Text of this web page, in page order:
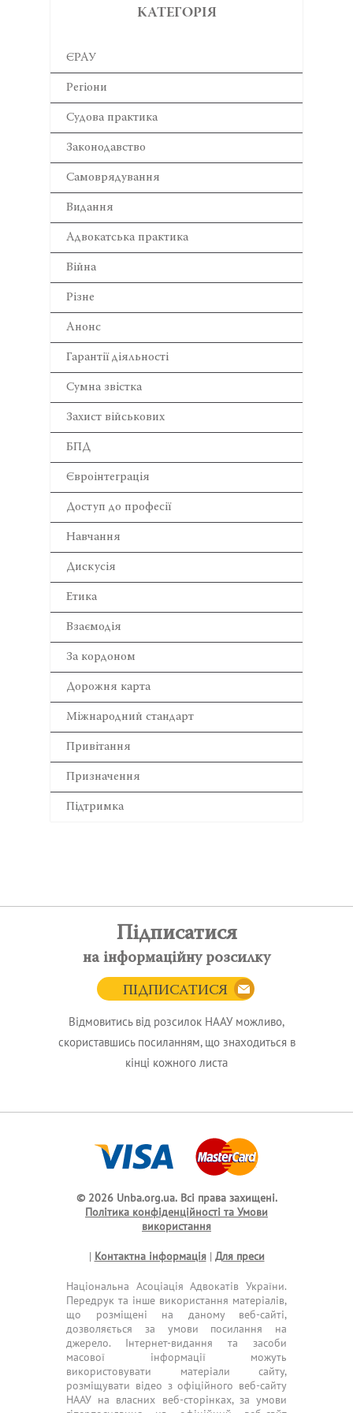
КАТЕГОРІЯ
ЄРАУ
Регіони
Cудова практика
Законодавство
Самоврядування
Видання
Адвокатська практика
Війна
Різне
Анонс
Гарантії діяльності
Сумна звістка
Захист військових
БПД
Євроінтеграція
Доступ до професії
Навчання
Дискусія
Етика
Взаємодія
За кордоном
Дорожня карта
Міжнародний стандарт
Привітання
Призначення
Підтримка
Підписатися
на інформаційну розсилку
ПІДПИСАТИСЯ
Відмовитись від розсилок НААУ можливо,
скориставшись посиланням, що знаходиться в
кінці кожного листа
© 2026 Unba.org.ua. Всі права захищені.
Політика конфіденційності та Умови
використання
| Контактна інформація| Для преси
Національна Асоціація Адвокатів України.
Передрук та інше використання матеріалів,
що розміщені на даному веб-сайті,
дозволяється за умови посилання на
джерело. Інтернет-видання та засоби
масової інформації можуть
використовувати матеріали сайту,
розміщувати відео з офіційного веб-сайту
НААУ на власних веб-сторінках, за умови